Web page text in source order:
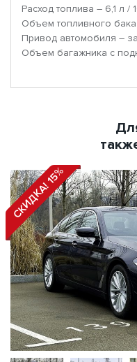
Расход топлива – 6,1 л /
Объем топливного
Привод автомобиля –
Объем багажника с
СКИДКА! 15%